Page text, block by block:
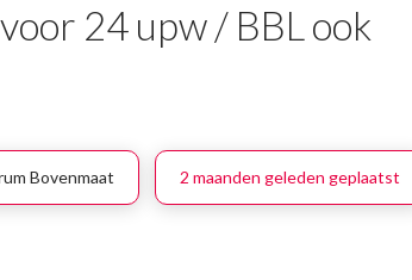
24 upw / BBL ook
Bovenmaat 2 maanden geleden geplaatst